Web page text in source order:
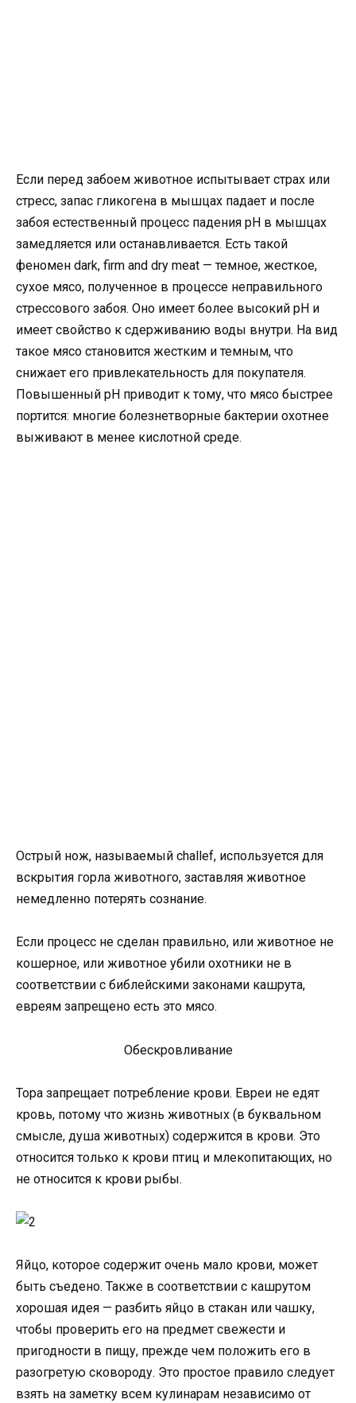
Если перед забоем животное испытывает страх или
стресс, запас гликогена в мышцах падает и после
забоя естественный процесс падения pH в мышцах
замедляется или останавливается. Есть такой
феномен dark, firm and dry meat — темное, жесткое,
сухое мясо, полученное в процессе неправильного
стрессового забоя. Оно имеет более высокий pH и
имеет свойство к сдерживанию воды внутри. На вид
такое мясо становится жестким и темным, что
снижает его привлекательность для покупателя.
Повышенный pH приводит к тому, что мясо быстрее
портится: многие болезнетворные бактерии охотнее
выживают в менее кислотной среде.
Острый нож, называемый challef, используется для
вскрытия горла животного, заставляя животное
немедленно потерять сознание.
Если процесс не сделан правильно, или животное не
кошерное, или животное убили охотники не в
соответствии с библейскими законами кашрута,
евреям запрещено есть это мясо.
Обескровливание
Тора запрещает потребление крови. Евреи не едят
кровь, потому что жизнь животных (в буквальном
смысле, душа животных) содержится в крови. Это
относится только к крови птиц и млекопитающих, но
не относится к крови рыбы.
Яйцо, которое содержит очень мало крови, может
быть съедено. Также в соответствии с кашрутом
хорошая идея — разбить яйцо в стакан или чашку,
чтобы проверить его на предмет свежести и
пригодности в пищу, прежде чем положить его в
разогретую сковороду. Это простое правило следует
взять на заметку всем кулинарам независимо от